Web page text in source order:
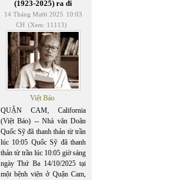
(1923-2025) ra đi
14 Tháng Mười 2025 10:03
CH (Xem: 11113)
Việt Báo
QUẬN CAM, California
(Việt Báo) -- Nhà văn Doãn
Quốc Sỹ đã thanh thản từ trần
lúc 10:05 Quốc Sỹ đã thanh
thản từ trần lúc 10:05 giờ sáng
ngày Thứ Ba 14/10/2025 tại
một bệnh viện ở Quận Cam,